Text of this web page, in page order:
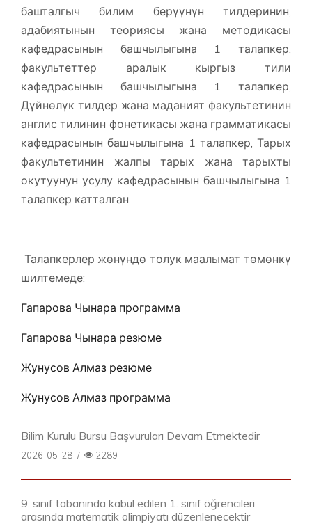
башталгыч билим берүүнүн тилдеринин,
адабиятынын теориясы жана методикасы
кафедрасынын башчылыгына 1 талапкер,
факультеттер аралык кыргыз тили
кафедрасынын башчылыгына 1 талапкер,
Дүйнөлүк тилдер жана маданият факультетинин
англис тилинин фонетикасы жана грамматикасы
кафедрасынын башчылыгына 1 талапкер, Тарых
факультетинин жалпы тарых жана тарыхты
окутуунун усулу кафедрасынын башчылыгына 1
талапкер катталган.
Талапкерлер жөнүндө толук маалымат төмөнкү
шилтемеде:
Гапарова Чынара программа
Гапарова Чынара резюме
Жунусов Алмаз резюме
Жунусов Алмаз программа
Bilim Kurulu Bursu Başvuruları Devam Etmektedir
2026-05-28 / 2289
9. sınıf tabanında kabul edilen 1. sınıf öğrencileri
arasında matematik olimpiyatı düzenlenecektir